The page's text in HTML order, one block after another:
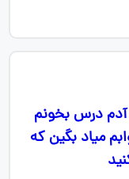
آدم درس بخونم
میاد بگین که